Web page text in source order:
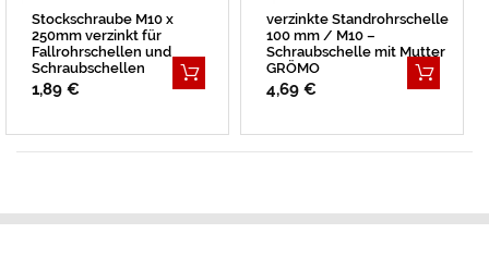
Stockschraube M10 x
250mm verzinkt für
Fallrohrschellen und
Schraubschellen
1,89 €
verzinkte Standrohrschelle
100 mm / M10 –
Schraubschelle mit Mutter
GRÖMO
4,69 €